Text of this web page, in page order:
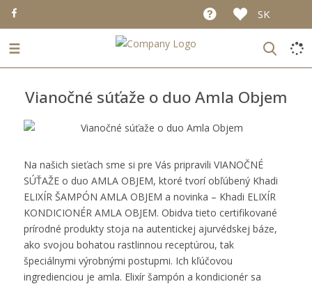
SK
☰
Vianočné súťaže o duo Amla Objem
Na našich sieťach sme si pre Vás pripravili VIANOČNÉ
SÚŤAŽE o duo AMLA OBJEM, ktoré tvorí obľúbený Khadi
ELIXÍR ŠAMPÓN AMLA OBJEM a novinka – Khadi ELIXÍR
KONDICIONÉR AMLA OBJEM. Obidva tieto certifikované
prírodné produkty stoja na autentickej ajurvédskej báze,
ako svojou bohatou rastlinnou receptúrou, tak
špeciálnymi výrobnými postupmi. Ich kľúčovou
ingredienciou je amla. Elixír šampón a kondicionér sa